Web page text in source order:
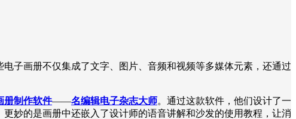
子画册不仅集成了文字、图片、音频和视频等多媒体元素，还通过
册制作软件——名编辑电子杂志大师。通过这款软件，他们设计了一
妙的是画册中还嵌入了设计师的语音讲解和沙发的使用教程，让消